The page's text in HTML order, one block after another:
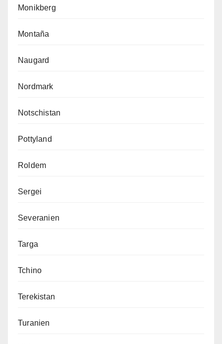
Monikberg
Montaña
Naugard
Nordmark
Notschistan
Pottyland
Roldem
Sergei
Severanien
Targa
Tchino
Terekistan
Turanien